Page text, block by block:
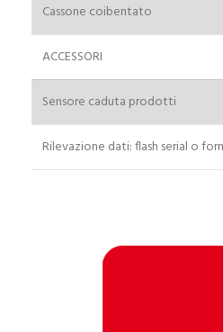
Cassone coibentato
ACCESSORI
Sensore caduta prodotti
Rilevazione dati: flash serial o
seconda riga per indirizzo
Località
NOTE